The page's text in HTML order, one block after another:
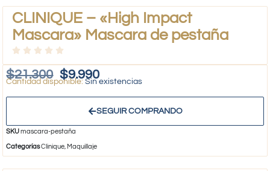
CLINIQUE – «High Impact
Mascara» Mascara de pestaña
$21.300 $9.990Sin existencias
SEGUIR COMPRANDO
SKUmascara-pestaña
CategoríasClinique, Maquillaje